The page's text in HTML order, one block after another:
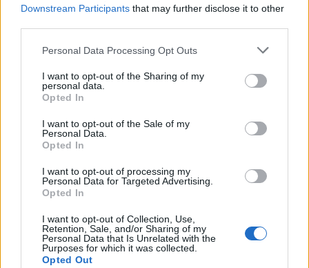
Downstream Participants that may further disclose it to other
Personal Data Processing Opt Outs
I want to opt-out of the Sharing of my
personal data.
Opted In
I want to opt-out of the Sale of my
Personal Data.
Opted In
I want to opt-out of processing my
Personal Data for Targeted Advertising.
Opted In
I want to opt-out of Collection, Use,
Retention, Sale, and/or Sharing of my
Personal Data that Is Unrelated with the
Purposes for which it was collected.
Opted Out
12:20
«Ακούμε, Τρώμε και Πίνουμε Κρητικά»: Τα πανηγύρια
Λ. Μενδώνη για Ν. Καλογερόπουλο: Υπηρέτησε την τέχνη
«με αφοσίωση, ήθος και ανιδιοτέλεια»
Ηράκλειο: Με επιτυχία ολοκληρώθηκε η δράση
Μενέλαου Παρλαμά - Φωτογραφίες
Πάτρα: Παιδί 2,5 χρόνων έπεσε από μπαλκόνι - Δέντρο